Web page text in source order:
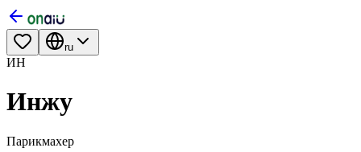
ru
ИН
Инжу
Парикмахер